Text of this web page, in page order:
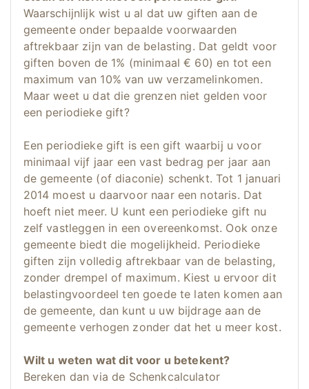
Waarschijnlijk wist u al dat uw giften aan de
gemeente onder bepaalde voorwaarden
aftrekbaar zijn van de belasting. Dat geldt voor
giften boven de 1% (minimaal € 60) en tot een
maximum van 10% van uw verzamelinkomen.
Maar weet u dat die grenzen niet gelden voor
een periodieke gift?
Een periodieke gift is een gift waarbij u voor
minimaal vijf jaar een vast bedrag per jaar aan
de gemeente (of diaconie) schenkt. Tot 1 januari
2014 moest u daarvoor naar een notaris. Dat
hoeft niet meer. U kunt een periodieke gift nu
zelf vastleggen in een overeenkomst. Ook onze
gemeente biedt die mogelijkheid. Periodieke
giften zijn volledig aftrekbaar van de belasting,
zonder drempel of maximum. Kiest u ervoor dit
belastingvoordeel ten goede te laten komen aan
de gemeente, dan kunt u uw bijdrage aan de
gemeente verhogen zonder dat het u meer kost.
Wilt u weten wat dit voor u betekent?
Bereken dan via de Schenkcalculator